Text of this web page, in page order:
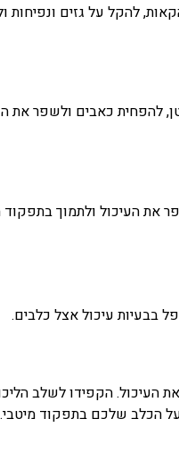
להקל על גזים
להפחית כאבים ולשפר את
את העיכול ולתמוך
בבעיות עיכול אצל כלבים.
העיכול. הקפידו לשלב
הכלב שלכם בתפקוד מיטבי.